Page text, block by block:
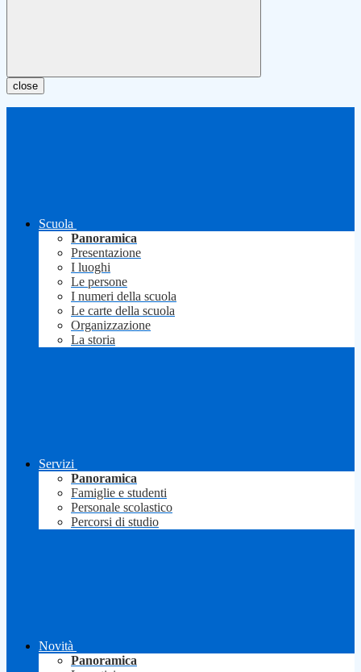
close
Scuola
Panoramica
Presentazione
I luoghi
Le persone
I numeri della scuola
Le carte della scuola
Organizzazione
La storia
Servizi
Panoramica
Famiglie e studenti
Personale scolastico
Percorsi di studio
Novità
Panoramica